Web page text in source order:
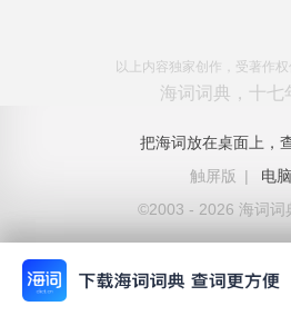
以上内容独家创作，受著作
海词词典，十七
把海词放在桌面上，
触屏版
|
电
©2003 - 2026 海词词